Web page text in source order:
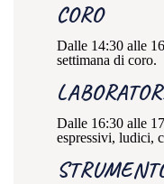
CORO
Dalle 14:30 alle
settimana di coro.
Dalle 16:30 alle
espressivi, ludici,